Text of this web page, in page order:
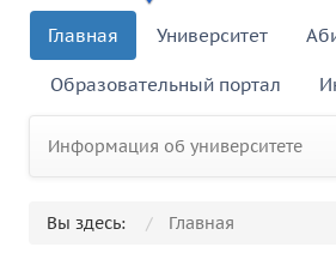
Главная Университет
Образовательный портал
Информация об университете
Вы здесь: Главная